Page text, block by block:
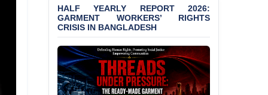
Bangladesh 2026
BANGLADESH ALERT:
JMBF Condemns Police
‘Special Directive’ on
Politically Motivated
Shown Arrests
HALF YEARLY REPORT 2026:
GARMENT WORKERS’ RIGHTS
CRISIS IN BANGLADESH